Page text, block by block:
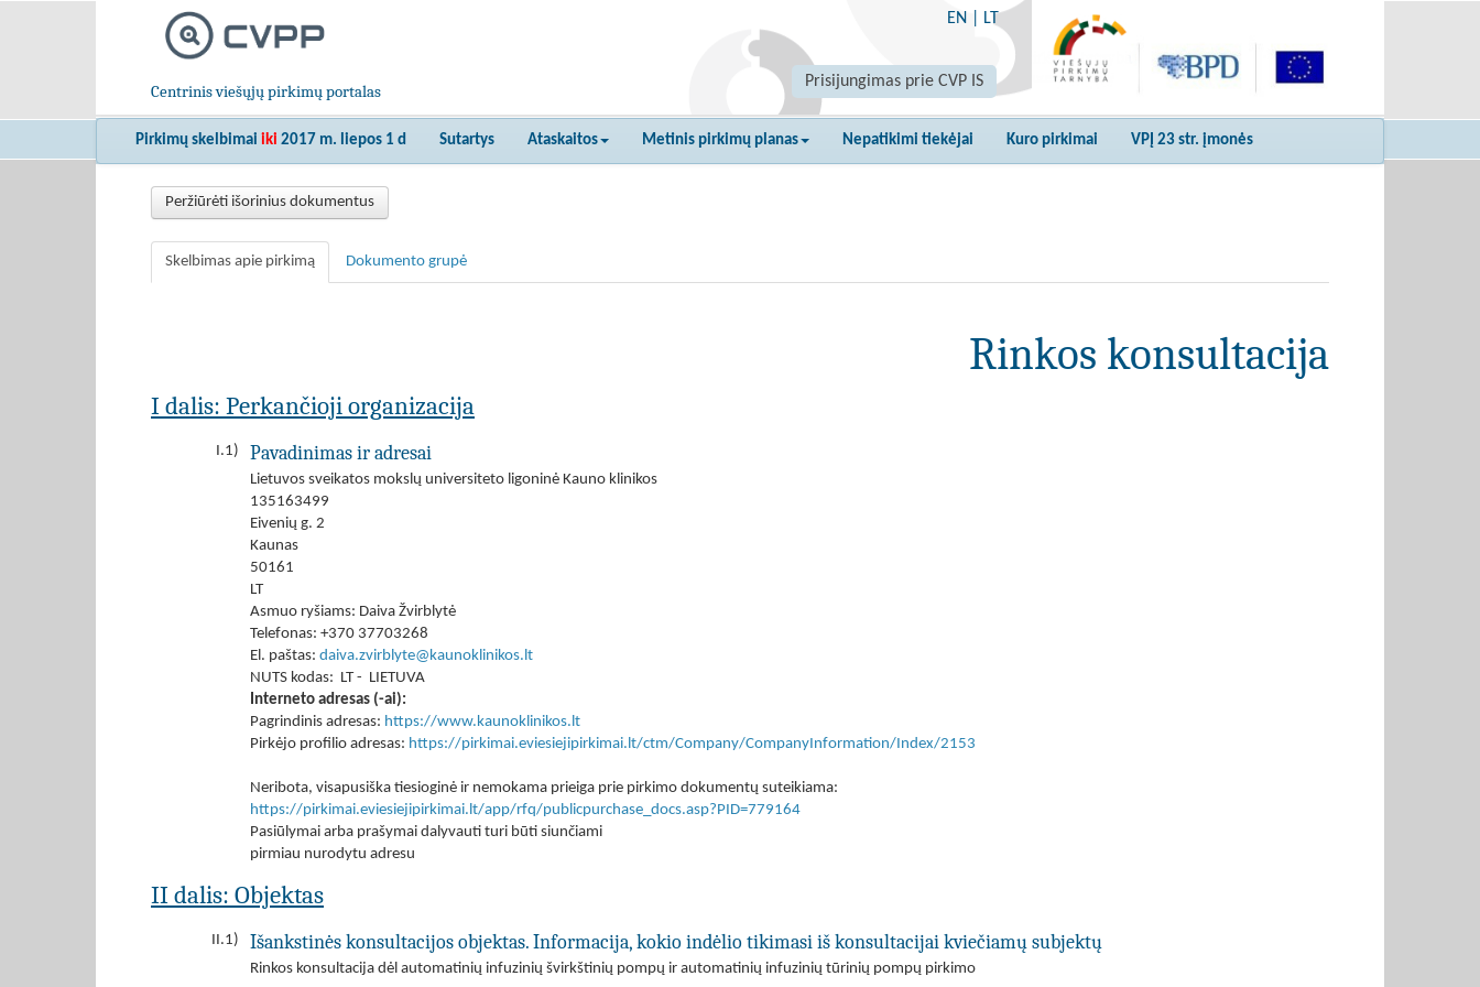
Centrinis viešųjų pirkimų portalas
EN LT
Prisijungimas prie CVP IS
Pirkimų skelbimai iki 2017 m. liepos 1 d Sutartys Ataskaitos Metinis pirkimų planas Nepatikimi tiekėjai Kuro pirkimai VPĮ 23 str. įmonės
Peržiūrėti išorinius dokumentus
Skelbimas apie pirkimą Dokumento grupė
Rinkos konsultacija
I dalis: Perkančioji organizacija
I.1) Pavadinimas ir adresai
Lietuvos sveikatos mokslų universiteto ligoninė Kauno klinikos
135163499
Eivenių g. 2
Kaunas
50161
LT
Asmuo ryšiams: Daiva Žvirblytė
Telefonas: +370 37703268
El. paštas: daiva.zvirblyte@kaunoklinikos.lt
NUTS kodas: LT - LIETUVA
Interneto adresas (-ai):
Pagrindinis adresas: https://www.kaunoklinikos.lt
Pirkėjo profilio adresas: https://pirkimai.eviesiejipirkimai.lt/ctm/Company/CompanyInformation/Index/2153
Neribota, visapusiška tiesioginė ir nemokama prieiga prie pirkimo dokumentų suteikiama:
https://pirkimai.eviesiejipirkimai.lt/app/rfq/publicpurchase_docs.asp?PID=779164
Pasiūlymai arba prašymai dalyvauti turi būti siunčiami
pirmiau nurodytu adresu
II dalis: Objektas
II.1) Išankstinės konsultacijos objektas. Informacija, kokio indėlio tikimasi iš konsultacijai kviečiamų subjektų
Rinkos konsultacija dėl automatinių infuzinių švirkštinių pompų ir automatinių infuzinių tūrinių pompų pirkimo